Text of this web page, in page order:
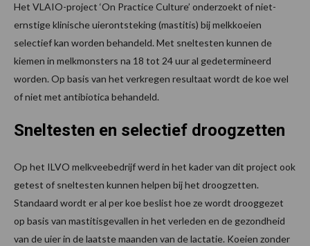
Het VLAIO-project ‘On Practice Culture’ onderzoekt of niet-
ernstige klinische uierontsteking (mastitis) bij melkkoeien
selectief kan worden behandeld. Met sneltesten kunnen de
kiemen in melkmonsters na 18 tot 24 uur al gedetermineerd
worden. Op basis van het verkregen resultaat wordt de koe wel
of niet met antibiotica behandeld.
Sneltesten en selectief droogzetten
Op het ILVO melkveebedrijf werd in het kader van dit project ook
getest of sneltesten kunnen helpen bij het droogzetten.
Standaard wordt er al per koe beslist hoe ze wordt drooggezet
op basis van mastitisgevallen in het verleden en de gezondheid
van de uier in de laatste maanden van de lactatie. Koeien zonder